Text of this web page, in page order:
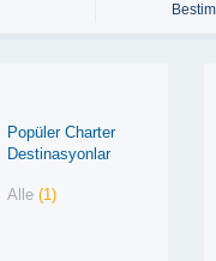
Popüler Charter
Destinasyonlar
Alle(1)